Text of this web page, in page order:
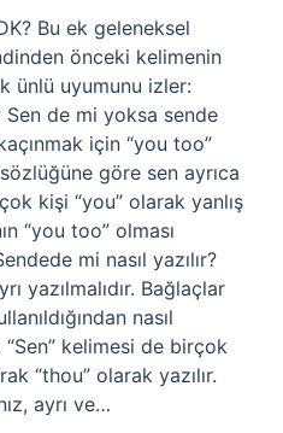
Bu ek geleneksel
önceki kelimenin
ünlü uyumunu izler:
Sen de mi yoksa sende
için “you too”
göre sen ayrıca
kişi “you” olarak yanlış
“you too” olması
mi nasıl yazılır?
yazılmalıdır. Bağlaçlar
nasıl
“Sen” kelimesi de birçok
“thou” olarak yazılır.
ayrı ve…